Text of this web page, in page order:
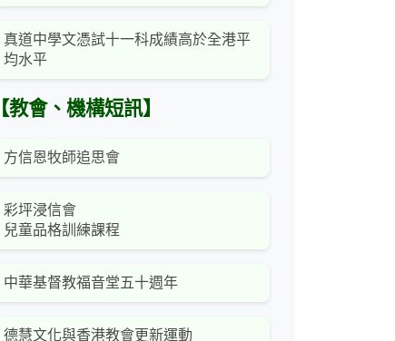
真道中學文憑試十一科成績高於全港平
均水平
【教會、機構短訊】
方信恩牧師追思會
彩坪浸信會
兒童品格訓練課程
中華基督教福音堂五十週年
德慧文化與香港教會更新運動